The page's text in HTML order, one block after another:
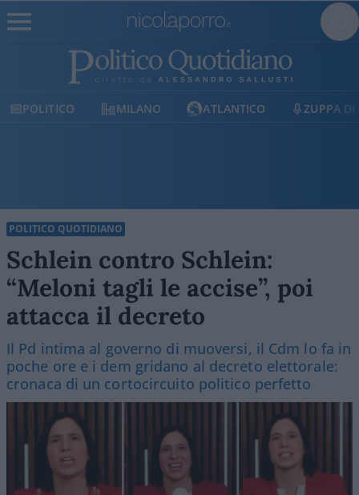
MILANO ATLANTICO ZUPPA DI PORRO
POLITICO QUOTIDIANO
Schlein contro Schlein:
“Meloni tagli le accise”, poi
attacca il decreto
Il Pd intima al governo di muoversi, il Cdm lo fa in
poche ore e i dem gridano al decreto elettorale:
cronaca di un cortocircuito politico perfetto